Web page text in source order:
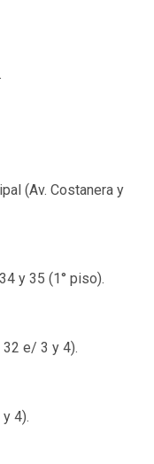
(Av. Costanera y
y 35 (1° piso).
32 e/ 3 y 4).
4).